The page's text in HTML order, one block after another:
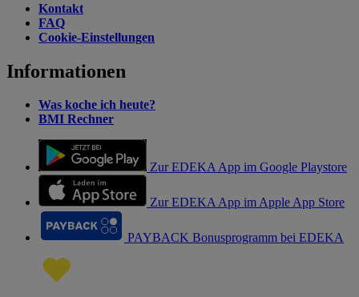
Kontakt
FAQ
Cookie-Einstellungen
Informationen
Was koche ich heute?
BMI Rechner
Zur EDEKA App im Google Playstore
Zur EDEKA App im Apple App Store
PAYBACK Bonusprogramm bei EDEKA